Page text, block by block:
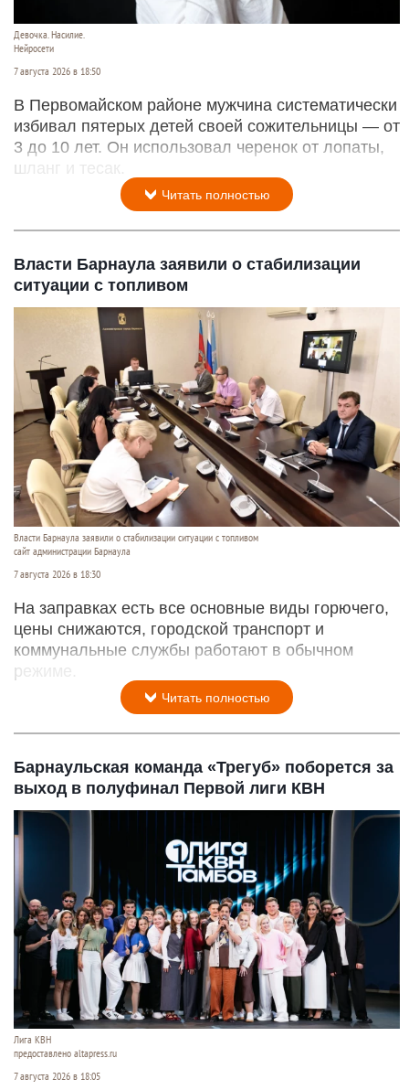
Девочка. Насилие.
Нейросети
7 августа 2026 в 18:50
В Первомайском районе мужчина систематически
избивал пятерых детей своей сожительницы — от
3 до 10 лет. Он использовал черенок от лопаты,
шланг и тесак.
Читать полностью
Власти Барнаула заявили о стабилизации
ситуации с топливом
Власти Барнаула заявили о стабилизации ситуации с топливом
сайт администрации Барнаула
7 августа 2026 в 18:30
На заправках есть все основные виды горючего,
цены снижаются, городской транспорт и
коммунальные службы работают в обычном
режиме.
Читать полностью
Барнаульская команда «Трегуб» поборется за
выход в полуфинал Первой лиги КВН
Лига КВН
предоставлено altapress.ru
7 августа 2026 в 18:05